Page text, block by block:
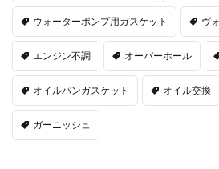
ウォーターポンプ用ガスケット ヴ
エンジン不調 オーバーホール
オイルパンガスケット オイル交換
ガーニッシュ